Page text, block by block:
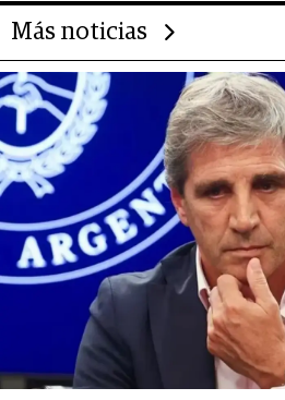
Más noticias